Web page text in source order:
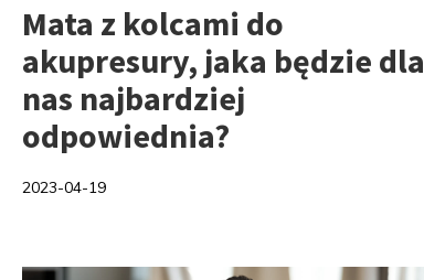
Mata z kolcami do
akupresury, jaka będzie dla
nas najbardziej
odpowiednia?
2023-04-19